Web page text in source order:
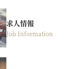
求人情報
Job Information